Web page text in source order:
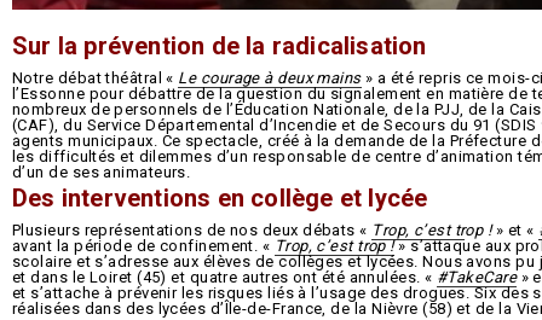
Sur la prévention de la radicalisation
Notre débat théâtral « Le courage à deux mains» a été repris ce mois-
l’Essonne pour débattre de la question du signalement en matière de
nombreux de personnels de l’Éducation Nationale, de la PJJ, de la
(CAF), du Service Départemental d’Incendie et de Secours du 91
agents municipaux. Ce spectacle, créé à la demande de la Préfecture
les difficultés et dilemmes d’un responsable de centre d’animation
d’un de ses animateurs.
Des interventions en collège et lycée
Plusieurs représentations de nos deux débats « Trop, c’est trop !» et «
avant la période de confinement. « Trop, c’est trop !» s’attaque aux
scolaire et s’adresse aux élèves de collèges et lycées. Nous avons
et dans le Loiret (45) et quatre autres ont été annulées. « #TakeCare»
et s’attache à prévenir les risques liés à l’usage des drogues. Six des
réalisées dans des lycées d’Île-de-France, de la Nièvre (58) et de la